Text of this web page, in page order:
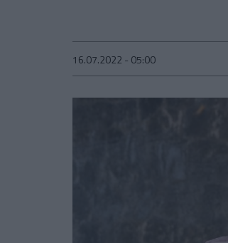
16.07.2022 - 05:00